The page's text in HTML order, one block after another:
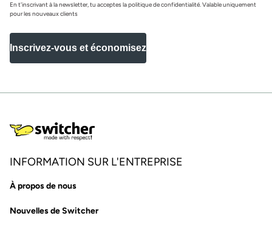
En t'inscrivant à la newsletter, tu acceptes la politique de confidentialité. Valable uniquement
pour les nouveaux clients
Inscrivez-vous et économisez
INFORMATION SUR L'ENTREPRISE
À propos de nous
Nouvelles de Switcher